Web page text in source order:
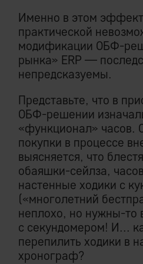
Именно в этом
практической
модификации ОБФ-
рынка» ERP —
непредсказуемы.
Представьте, что в
ОБФ-решении
«функционал» часов.
покупки в процессе
выясняется, что
обаяшки-сейлза,
настенные ходики с
(«многолетний
неплохо, но нужны-то
с секундомером! И...
перепилить ходики в
хронограф?